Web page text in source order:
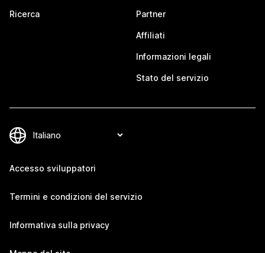
Ricerca Partner
Affiliati
Informazioni legali
Stato del servizio
Accesso sviluppatori
Termini e condizioni del servizio
Informativa sulla privacy